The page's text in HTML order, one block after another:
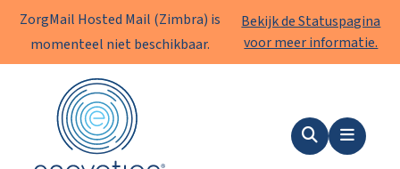
ZorgMail Hosted Mail (Zimbra) is
momenteel niet beschikbaar.
Bekijk de Statuspagina
voor meer informatie.
Enovation
ZoekenMenu